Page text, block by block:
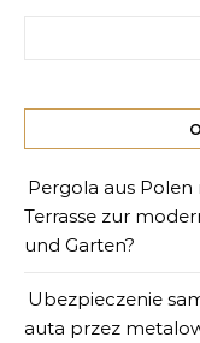
Pergola aus
Terrasse zur
und Garten?
Ubezpieczenie
auta przez